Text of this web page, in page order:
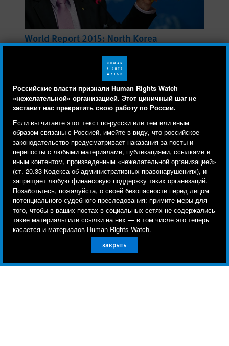
Российские власти признали Human Rights Watch
«нежелательной» организацией. Этот циничный шаг не
заставит нас прекратить свою работу по России.
Если вы читаете этот текст по-русски или тем или иным
образом связаны с Россией, имейте в виду, что российское
законодательство предусматривает наказания за посты и
перепосты с любыми материалами, публикациями, ссылками и
иным контентом, произведенным «нежелательной организацией»
(ст. 20.33 Кодекса об административных правонарушениях), и
запрещает любую финансовую поддержку таких организаций.
Позаботьтесь, пожалуйста, о своей безопасности перед лицом
потенциального судебного преследования: примите меры для
того, чтобы в ваших постах в социальных сетях не содержались
такие материалы или ссылки на них — в том числе это теперь
касается и материалов Human Rights Watch.
закрыть
World Report 2015: North Korea
Подпишитесь на рассылку на
английском о ситуации с правами
человека в мире
Подписаться
Human Rights Watch cookie preferences
Мы используем файлы cookie, технологии
отслеживания и сторонние аналитические
инструменты, чтобы лучше понять, кто посещает
сайт, и улучшить ваш опыт взаимодействия с ним.
Используя наш сайт, вы соглашаетесь с этим.
Ознакомьтесь с нашей политикой
конфиденциальности,чтобы узнать, для чего
используются файлы cookie и как изменить ваши
настройки.